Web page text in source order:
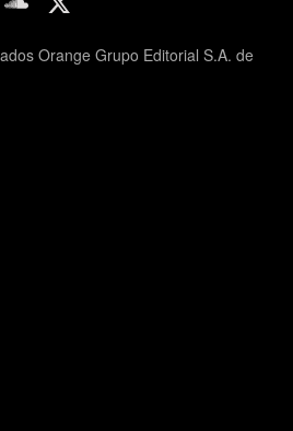
Orange Grupo Editorial S.A. de